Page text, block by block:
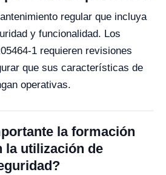
regular que incluya
y funcionalidad. Los
1 requieren revisiones
que sus características de
operativas.
la formación
la utilización de